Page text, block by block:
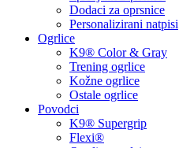
Dodaci za oprsnice
Personalizirani natpisi
Ogrlice
K9® Color & Gray
Trening ogrlice
Kožne ogrlice
Ostale ogrlice
Povodci
K9® Supergrip
Flexi®